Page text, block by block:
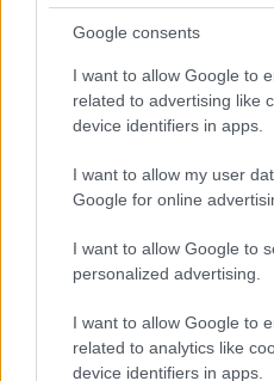
Google consents
I want to allow Google to
related to advertising like
device identifiers in apps.
I want to allow my user
Google for online
I want to allow Google to
personalized advertising.
I want to allow Google to
related to analytics like
device identifiers in apps.
meg, tehát ő nem
ember üljön egy ilyen
ilyen helyen, akinek a
hogy ott lehessen. Biztos
vannak még olyan
végezni ezt a munkát,
Homoki Tamás